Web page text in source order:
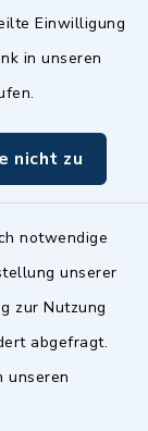
Einwilligung
in unseren
nicht zu
notwendige
unserer
zur Nutzung
abgefragt.
unseren